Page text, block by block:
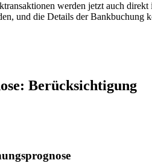
werden jetzt auch
und die Details der Bankbuchung
Berücksichtigung